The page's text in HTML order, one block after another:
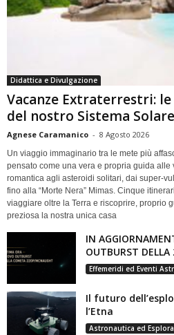
Didattica e Divulgazione
Vacanze Extraterrestri:
del nostro Sistema Solare
Agnese Caramanico - 8 Agosto 2026
Un viaggio immaginario tra le mete più
pensato come una vera e propria guida alle
romantica agli asteroidi solitari, dai super-
fino alla “Morte Nera” Mimas. Cinque
viaggiare oltre la Terra e riscoprire, proprio
preziosa la nostra unica casa
IN
OUTBURST
Effemeridi ed Eventi
Il futuro
l’Etna
Astronautica ed